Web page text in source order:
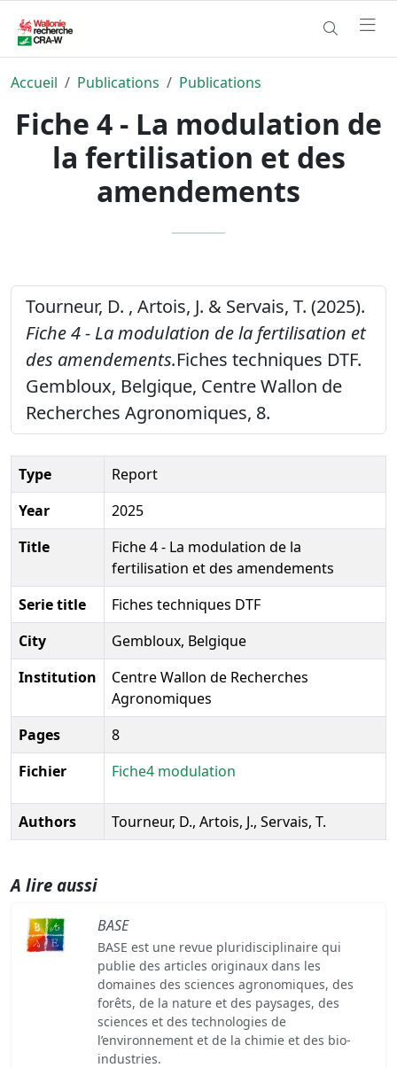
Accueil Publications Publications
Fiche 4 - La modulation de
la fertilisation et des
amendements
Tourneur, D. , Artois, J. & Servais, T. (2025).
Fiche 4 - La modulation de la fertilisation et
des amendements.Fiches techniques DTF.
Gembloux, Belgique, Centre Wallon de
Recherches Agronomiques, 8.
Type
Report
Year
2025
Title
Fiche 4 - La modulation de la
fertilisation et des amendements
Serie title
Fiches techniques DTF
City
Gembloux, Belgique
Institution
Centre Wallon de Recherches
Agronomiques
Pages
8
Fichier
Fiche4 modulation
Authors Tourneur, D., Artois, J., Servais, T.
A lire aussi
BASE
BASE est une revue pluridisciplinaire qui
publie des articles originaux dans les
domaines des sciences agronomiques, des
forêts, de la nature et des paysages, des
sciences et des technologies de
l’environnement et de la chimie et des bio-
industries.